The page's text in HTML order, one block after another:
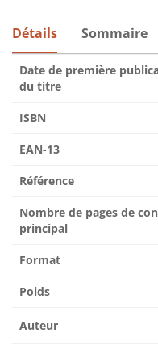
Détails Sommaire
Date de première
du titre
ISBN
EAN-13
Référence
Nombre de pages de
principal
Format
Poids
Auteur